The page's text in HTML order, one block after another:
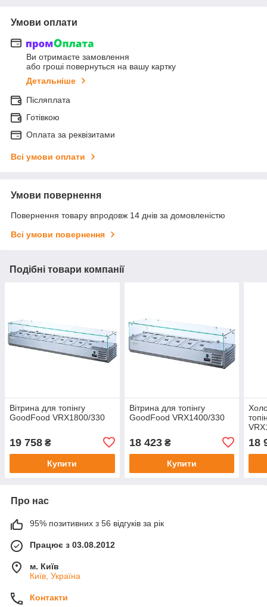
Умови оплати
Ви отримаєте замовлення
або гроші повернуться на вашу картку
Детальніше
Післяплата
Готівкою
Оплата за реквізитами
Всі умови оплати
Умови повернення
Повернення товару впродовж 14 днів за домовленістю
Всі умови повернення
Подібні товари компанії
Вітрина для топінгу
GoodFood VRX1800/330
19 758 ₴
Купити
Вітрина для топінгу
GoodFood VRX1400/330
18 423₴
Купити
18
Про нас
95% позитивних з 56 відгуків за рік
Працює з 03.08.2012
м. Київ
Київ, Україна
Контакти